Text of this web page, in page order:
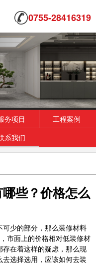
0755-28416319
务项目
工程案例
系我们
些？价格怎么
少的部分，那么装修材料
市面上的价格相对低装修材
在着这样的疑虑，那么现
选择选用，应该如何去装